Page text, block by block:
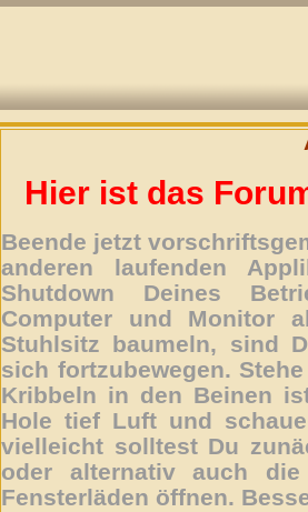
Hier ist das
Beende jetzt
anderen laufenden
Shutdown Deines
Computer und Monitor
Stuhlsitz baumeln, sind
sich fortzubewegen.
Kribbeln in den Beinen
Hole tief Luft und
vielleicht solltest Du
oder alternativ auch
Fensterläden öffnen.